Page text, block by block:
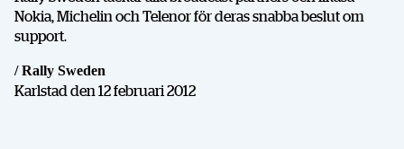
Nokia, Michelin och Telenor för deras snabba beslut om
support.
/ Rally Sweden
Karlstad den 12 februari 2012